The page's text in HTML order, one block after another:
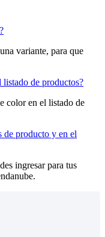
variante, para que
listado de productos?
color en el listado de
de producto y en el
ingresar para tus